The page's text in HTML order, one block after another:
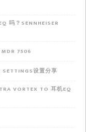
吗？SENNHEISER
7506
设置分享
VORTEX TO 耳机EQ